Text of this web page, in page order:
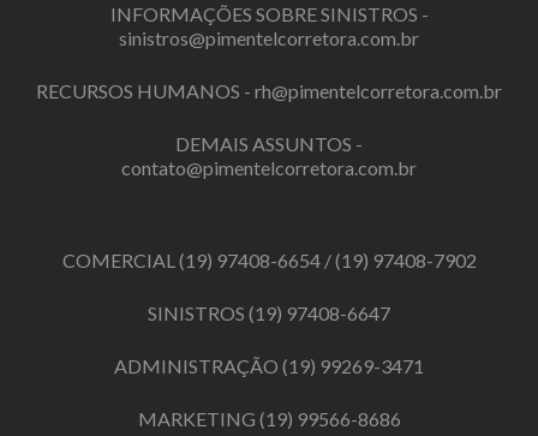
INFORMAÇÕES SOBRE SINISTROS -
sinistros@pimentelcorretora.com.br
RECURSOS HUMANOS - rh@pimentelcorretora.com.br
DEMAIS ASSUNTOS -
contato@pimentelcorretora.com.br
COMERCIAL (19) 97408-6654/(19) 97408-7902
SINISTROS (19) 97408-6647
ADMINISTRAÇÃO (19) 99269-3471
MARKETING (19) 99566-8686